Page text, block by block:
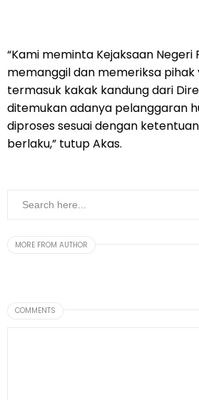
“Kami meminta Kejaksaan Negeri
memanggil dan memeriksa
termasuk kakak kandung dari
ditemukan adanya pelanggaran
diproses sesuai dengan
berlaku,” tutup Akas.
MORE FROM AUTHOR
COMMENTS